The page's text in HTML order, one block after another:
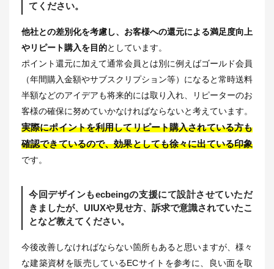
てください。
他社との差別化を考慮し、お客様への還元による満足度向上
やリピート購入を目的としています。
ポイント還元に加えて通常会員とは別に例えばゴールド会員
（年間購入金額やサブスクリプション等）になると常時送料
半額などのアイデアも将来的には取り入れ、リピーターのお
客様の確保に努めていかなければならないと考えています。
実際にポイントを利用してリピート購入されている方も
確認できているので、効果としても徐々に出ている印象
です。
今回デザインもecbeingの支援にて設計させていただ
きましたが、UIUXや見せ方、訴求で意識されていたこ
となど教えてください。
今後改善しなければならない箇所もあると思いますが、様々
な建築資材を販売しているECサイトを参考に、良い面を取